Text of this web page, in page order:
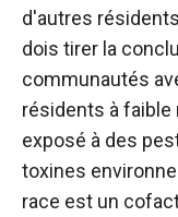
d'autres
dois tirer la
communautés
résidents à
exposé à des
toxines
race est un